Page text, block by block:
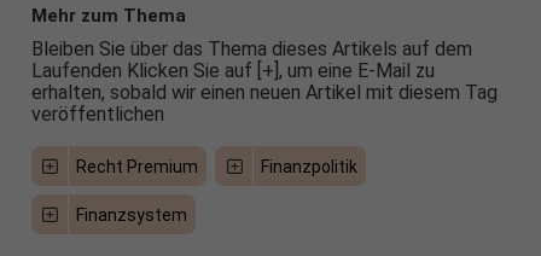
Mehr zum Thema
Bleiben Sie über das Thema dieses Artikels auf dem
Laufenden Klicken Sie auf [+], um eine E-Mail zu
erhalten, sobald wir einen neuen Artikel mit diesem Tag
veröffentlichen
Recht Premium Finanzpolitik
Finanzsystem